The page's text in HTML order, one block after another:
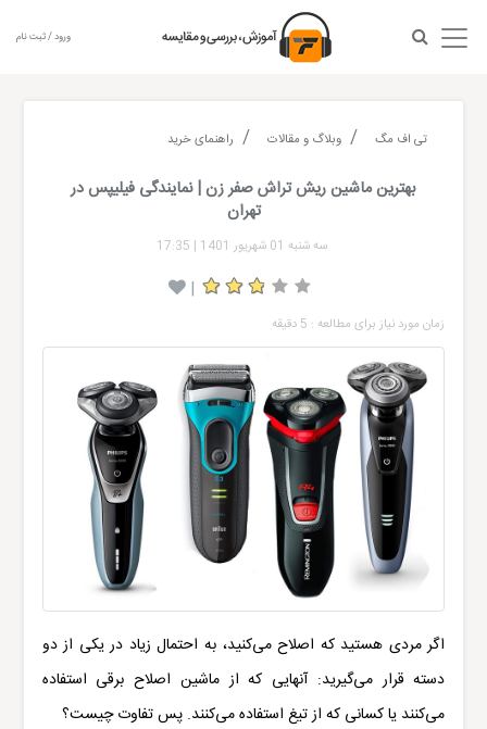
ورود / ثبت نام
تی اف مگ وبلاگ و مقالات راهنمای خرید
بهترین ماشین ریش تراش صفر زن | نمایندگی فیلیپس در
تهران
سه شنبه 01 شهریور 1401 |
17:35
|
زمان مورد نیاز برای مطالعه : 5 دقیقه
اگر مردی هستید که اصلاح می‌کنید، به احتمال زیاد در یکی از دو
دسته قرار می‌گیرید: آنهایی که از ماشین اصلاح برقی استفاده
می‌کنند یا کسانی که از تیغ استفاده می‌کنند. پس تفاوت چیست؟